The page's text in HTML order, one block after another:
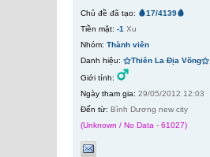
Chủ đề đã tạo: 🩸17/4139🩸
Tiền mặt: -1 Xu
Nhóm: Thành viên
Danh hiệu: ⚝Thiên La Địa Võng⚝
Giới tính:
Ngày tham gia: 29/05/2012 12:03
Đến từ: Bình Dương new city
(Unknown / No Data - 61027)